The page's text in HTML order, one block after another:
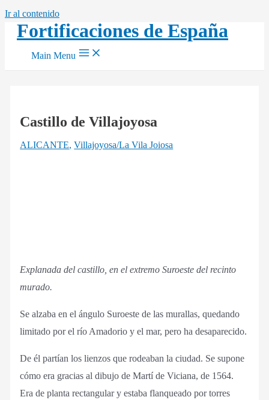
Ir al contenido
Fortificaciones de España
Main Menu
Castillo de Villajoyosa
ALICANTE,Villajoyosa/La Vila Joiosa
Explanada del castillo, en el extremo Suroeste del recinto
murado.
Se alzaba en el ángulo Suroeste de las murallas, quedando
limitado por el río Amadorio y el mar, pero ha desaparecido.
De él partían los lienzos que rodeaban la ciudad. Se supone
cómo era gracias al dibujo de Martí de Viciana, de 1564.
Era de planta rectangular y estaba flanqueado por torres